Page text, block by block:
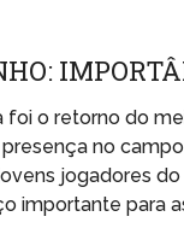
o retorno do
no
jogadores
importante para